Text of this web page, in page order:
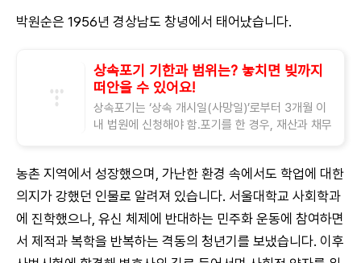
박원순은 1956년 경상남도 창녕에서 태어났습니다.
상속포기 기한과 범위는? 놓치면 빚까지
떠안을 수 있어요!
상속포기는 ‘상속 개시일(사망일)’로부터 3개월 이
내 법원에 신청해야 함.포기를 한 경우, 재산과 채무
농촌 지역에서 성장했으며, 가난한 환경 속에서도 학업에 대한
의지가 강했던 인물로 알려져 있습니다. 서울대학교 사회학과
에 진학했으나, 유신 체제에 반대하는 민주화 운동에 참여하면
서 제적과 복학을 반복하는 격동의 청년기를 보냈습니다. 이후